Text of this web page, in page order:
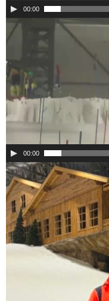
00:00
動
画
レ
ー
ヤ
ー
00:00